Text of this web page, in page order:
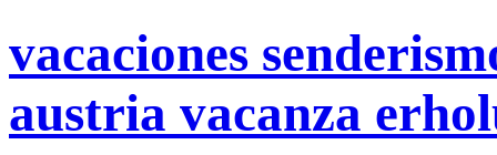
vacaciones
austria vacanza